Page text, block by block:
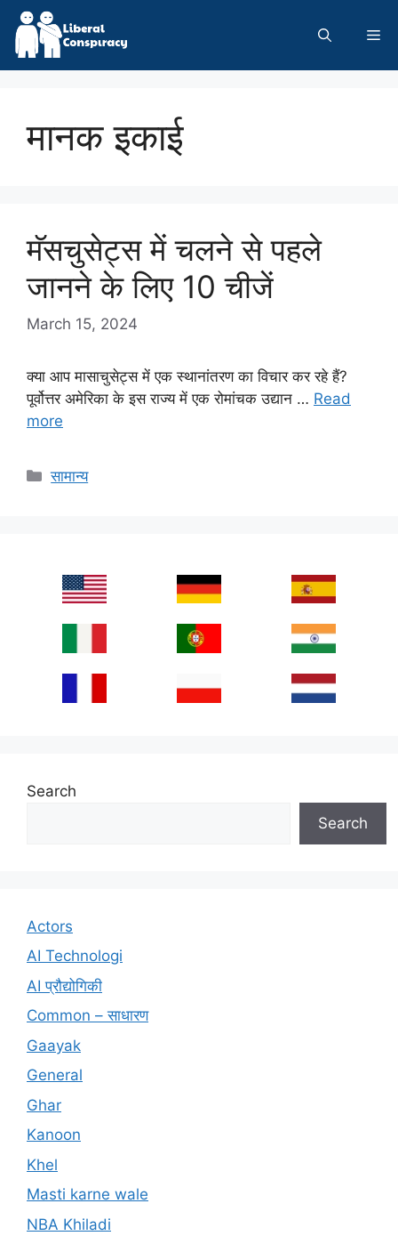
Skip
content
मानक इकाई
मॅसचुसेट्स में चलने से पहले
जानने के लिए 10 चीजें
March 15, 2024
क्या आप मासाचुसेट्स में एक स्थानांतरण का विचार कर रहे हैं?
पूर्वोत्तर अमेरिका के इस राज्य में एक रोमांचक उद्यान … Read
more
Categories
सामान्य
Search
Search
Actors
AI Technologi
AI प्रौद्योगिकी
Common – साधारण
Gaayak
General
Ghar
Kanoon
Khel
Masti karne wale
NBA Khiladi